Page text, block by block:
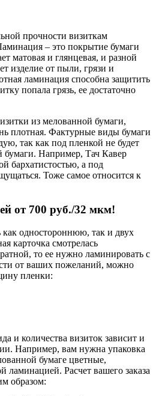
прочности визиткам
– это покрытие бумаги
матовая и глянцевая, и разной
изделие от пыли, грязи и
ламинация способна защитить
попала грязь, ее достаточно
из мелованной бумаги,
плотная. Фактурные виды бумаги
так как под пленкой не будет
бумаги. Например, Тач Кавер
бархатистостью, а под
Тоже самое относится к
от 700 руб./32 мкм!
одностороннюю, так и двух
карточка смотрелась
то ее нужно ламинировать с
от ваших пожеланий, можно
пленки:
и количества визиток зависит и
Например, вам нужна упаковка
бумаге цветные,
ламинацией. Расчет вашего заказа
образом: